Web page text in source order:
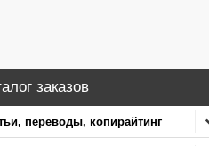
заказов
переводы, копирайтинг